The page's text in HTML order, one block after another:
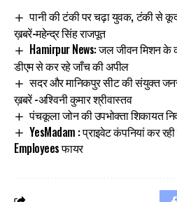
पानी की टंकी पर चढ़ा युवक, टंकी से
ख़बरें-महेन्द्र सिंह राजपूत
Hamirpur News: जल जीवन मिशन के
डीएम से कर रहे जाँच की अपील
सदर और मानिकपुर सीट की संयुक्त
ख़बरें -अश्विनी कुमार श्रीवास्तव
पंचकूला जोन की उपभोक्ता शिकायत
YesMadam : प्राइवेट कंपनियां कर
Employees फायर